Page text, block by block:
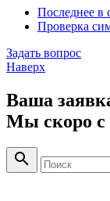
Последнее в
Проверка
Задать вопрос
Наверх
Ваша
Мы скоро с
search